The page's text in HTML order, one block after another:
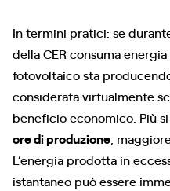
In termini pratici: se
della CER consuma
fotovoltaico sta
considerata virtualmente
beneficio economico. Più si
ore di produzione ,
L’energia prodotta in
istantaneo può essere